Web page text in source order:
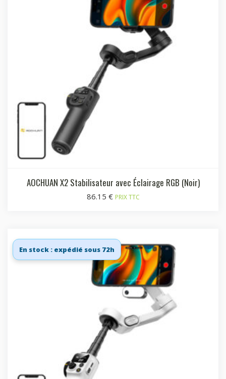
AOCHUAN X2 Stabilisateur avec Éclairage RGB (Noir)
86.15 € PRIX TTC
En stock : expédié sous 72h